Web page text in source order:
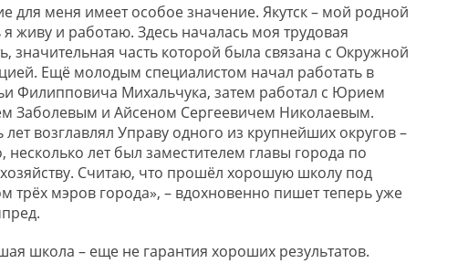
для меня имеет особое значение. Якутск – мой родной
я живу и работаю. Здесь началась моя трудовая
значительная часть которой была связана с Окружной
Ещё молодым специалистом начал работать в
Филипповича Михальчука, затем работал с Юрием
Заболевым и Айсеном Сергеевичем Николаевым.
возглавлял Управу одного из крупнейших округов –
несколько лет был заместителем главы города по
Считаю, что прошёл хорошую школу под
трёх мэров города», – вдохновенно пишет теперь уже
школа – еще не гарантия хороших результатов.